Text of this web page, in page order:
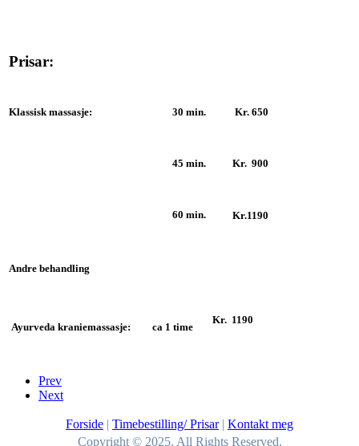
Prisar:
Klassisk massasje: 30 min. Kr. 650
45 min. Kr. 900
60 min. Kr.1190
Andre behandling
Ayurveda kraniemassasje: ca 1 time
Kr. 1190
Prev
Next
Forside | Timebestilling/ Prisar| Kontakt meg
Copyright © 2025. All Rights Reserved.